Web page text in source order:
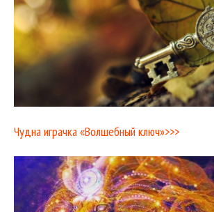
Чудна играчка «Волшебный ключ»>>>